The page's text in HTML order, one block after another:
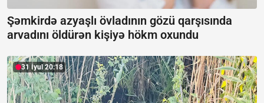
Şəmkirdə azyaşlı övladının gözü qarşısında
arvadını öldürən kişiyə hökm oxundu
31 İyul 20:18